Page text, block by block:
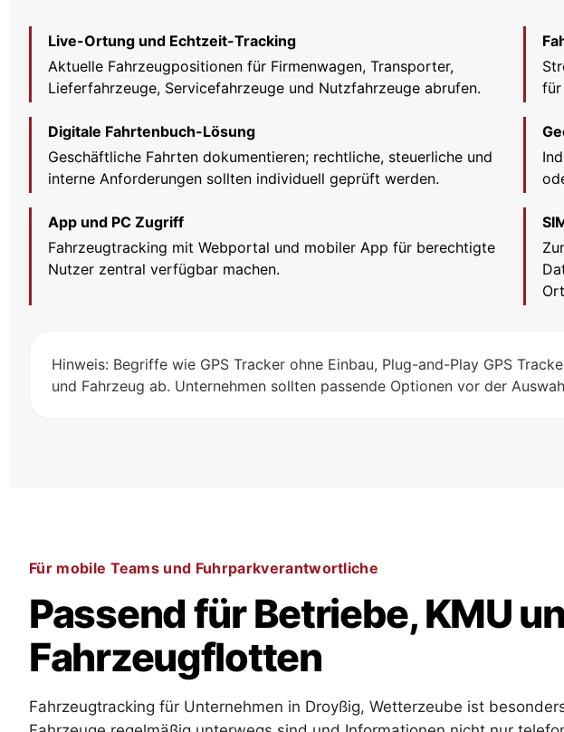
Live-Ortung und Echtzeit-Tracking
Aktuelle Fahrzeugpositionen für Firmenwagen, Transporter,
Lieferfahrzeuge, Servicefahrzeuge und Nutzfahrzeuge abrufen.
für
Digitale Fahrtenbuch-Lösung
Geschäftliche Fahrten dokumentieren; rechtliche, steuerliche und
interne Anforderungen sollten individuell geprüft werden.
App und PC Zugriff
Fahrzeugtracking mit Webportal und mobiler App für berechtigte
Nutzer zentral verfügbar machen.
Hinweis: Begriffe wie GPS Tracker ohne Einbau, Plug-and-Play GPS
und Fahrzeug ab. Unternehmen sollten passende Optionen vor der
Für mobile Teams und Fuhrparkverantwortliche
Passend für Betriebe, KMU
Fahrzeugflotten
Fahrzeugtracking für Unternehmen in Droyßig, Wetterzeube ist